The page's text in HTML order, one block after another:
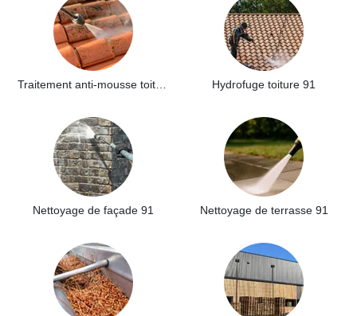
Hydrofuge toiture 91
Nettoyage de façade 91 Nettoyage de terrasse 91